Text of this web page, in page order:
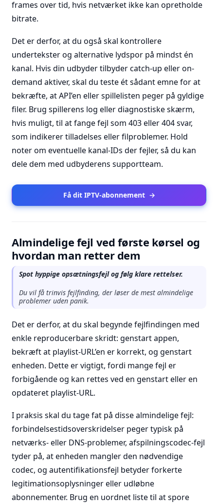
frames over tid, hvis netværket ikke kan opretholde
bitrate.
Det er derfor, at du også skal kontrollere
undertekster og alternative lydspor på mindst én
kanal. Hvis din udbyder tilbyder catch-up eller on-
demand aktiver, skal du teste ét sådant emne for at
bekræfte, at API’en eller spillelisten peger på gyldige
filer. Brug spillerens log eller diagnostiske skærm,
hvis muligt, til at fange fejl som 403 eller 404 svar,
som indikerer tilladelses eller filproblemer. Hold
noter om eventuelle kanal-IDs der fejler, så du kan
dele dem med udbyderens supportteam.
Få dit IPTV-abonnement →
Almindelige fejl ved første kørsel og
hvordan man retter dem
Spot hyppige opsætningsfejl og følg klare rettelser.
Du vil få trinvis fejlfinding, der løser de mest almindelige
problemer uden panik.
Det er derfor, at du skal begynde fejlfindingen med
enkle reproducerbare skridt: genstart appen,
bekræft at playlist-URL’en er korrekt, og genstart
enheden. Dette er vigtigt, fordi mange fejl er
forbigående og kan rettes ved en genstart eller en
opdateret playlist-URL.
I praksis skal du tage fat på disse almindelige fejl:
forbindelsestidsoverskridelser peger typisk på
netværks- eller DNS-problemer, afspilningscodec-fejl
tyder på, at enheden mangler den nødvendige
codec, og autentifikationsfejl betyder forkerte
legitimationsoplysninger eller udløbne
abonnementer. Brug en uordnet liste til at spore